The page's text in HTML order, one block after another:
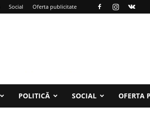
Social Oferta publicitate
POLITICĂ SOCIAL OFERTA